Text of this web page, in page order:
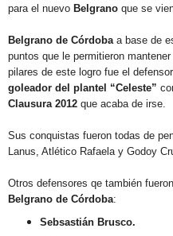
para el nuevo Belgrano que se
Belgrano de Córdobaa base de
puntos que le permitieron
pilares de este logro fue el defensor
goleador del plantel “Celeste”
Clausura 2012 que acaba de irse.
Sus conquistas fueron todas de
Lanus, Atlético Rafaela y Godoy
Otros defensores qe también fueron
Belgrano de Córdoba:
Sebsastián Brusco.